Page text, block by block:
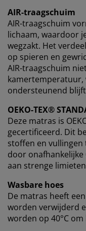
AIR-traagschuim
AIR-traagschuim
lichaam, waardoor
wegzakt. Het
op spieren en
AIR-traagschuim
kamertemperatuur,
ondersteunend
OEKO-TEX®
Deze matras is
gecertificeerd. Dit
stoffen en
door onafhankelijke
aan strenge
Wasbare hoes
De matras heeft
worden verwijderd
worden op 40°C
cookiebeleid.